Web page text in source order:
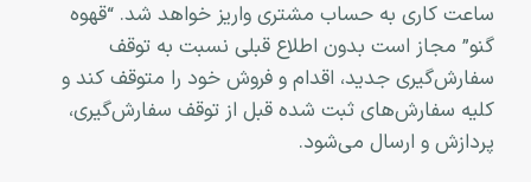
ساعت کاری به حساب مشتری واریز خواهد شد. “قهوه
گنو” مجاز است بدون اطلاع قبلی نسبت به توقف
سفارش‌‏گیری جدید، اقدام و فروش خود را متوقف کند و
کلیه سفارش‌‏های ثبت شده قبل از توقف سفارش‌‏گیری،
پردازش و ارسال می‌‏شود.